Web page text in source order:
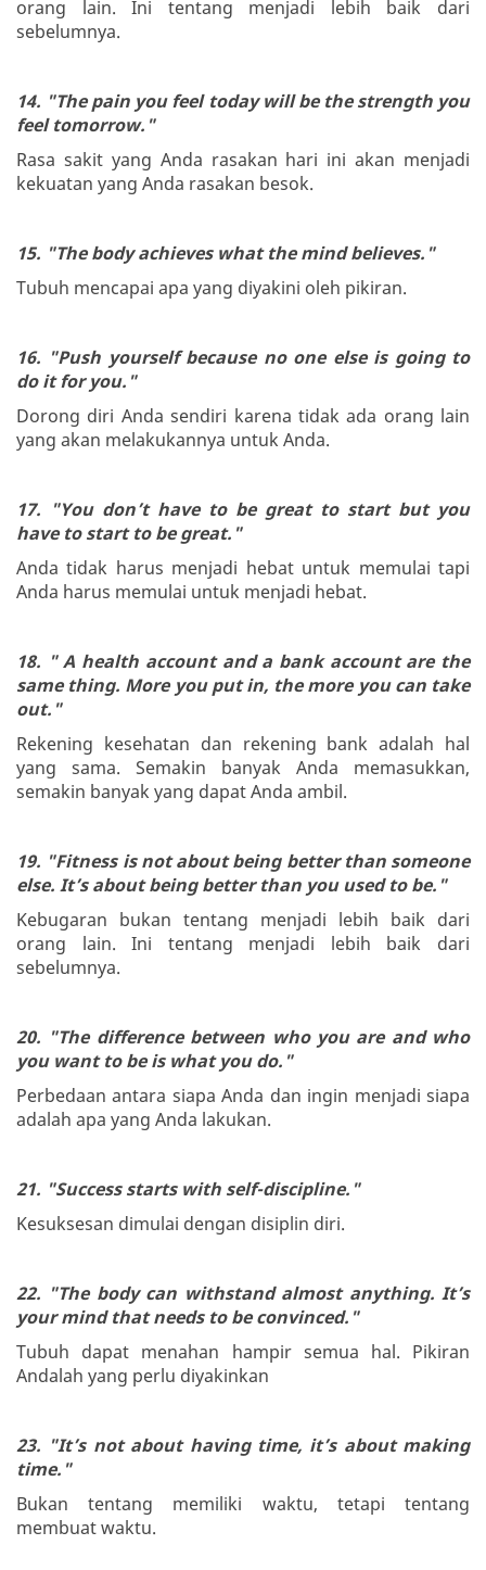
orang lain. Ini tentang menjadi lebih baik dari
sebelumnya.
14. "The pain you feel today will be the strength you
feel tomorrow."
Rasa sakit yang Anda rasakan hari ini akan menjadi
kekuatan yang Anda rasakan besok.
15. "The body achieves what the mind believes."
Tubuh mencapai apa yang diyakini oleh pikiran.
16. "Push yourself because no one else is going to
do it for you."
Dorong diri Anda sendiri karena tidak ada orang lain
yang akan melakukannya untuk Anda.
17. "You don’t have to be great to start but you
have to start to be great."
Anda tidak harus menjadi hebat untuk memulai tapi
Anda harus memulai untuk menjadi hebat.
18. " A health account and a bank account are the
same thing. More you put in, the more you can take
out."
Rekening kesehatan dan rekening bank adalah hal
yang sama. Semakin banyak Anda memasukkan,
semakin banyak yang dapat Anda ambil.
19. "Fitness is not about being better than someone
else. It’s about being better than you used to be."
Kebugaran bukan tentang menjadi lebih baik dari
orang lain. Ini tentang menjadi lebih baik dari
sebelumnya.
20. "The difference between who you are and who
you want to be is what you do."
Perbedaan antara siapa Anda dan ingin menjadi siapa
adalah apa yang Anda lakukan.
21. "Success starts with self-discipline."
Kesuksesan dimulai dengan disiplin diri.
22. "The body can withstand almost anything. It’s
your mind that needs to be convinced."
Tubuh dapat menahan hampir semua hal. Pikiran
Andalah yang perlu diyakinkan
23. "It’s not about having time, it’s about making
time."
Bukan tentang memiliki waktu, tetapi tentang
membuat waktu.